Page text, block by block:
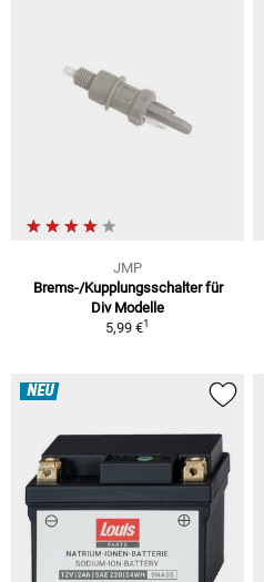
JMP
Brems-/Kupplungsschalter für
Div Modelle
5,99 €1
NEU